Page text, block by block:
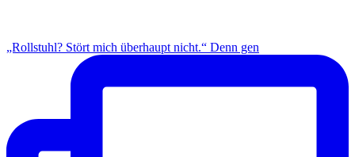
„Rollstuhl? Stört mich überhaupt nicht.“ Denn gen